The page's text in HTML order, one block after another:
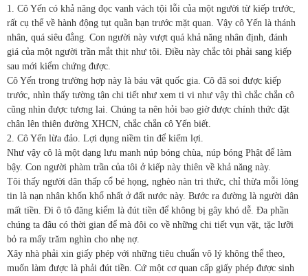
1. Cô Yến có khả năng đọc vanh vách tội lỗi của một người từ kiếp trước,
rất cụ thể về hành động tụt quần bạn trước mặt quan. Vậy cô Yến là thánh
nhân, quá siêu đẳng. Con người này vượt quá khả năng nhân định, đánh
giá của một người trần mắt thịt như tôi. Điều này chắc tôi phải sang kiếp
sau mới kiểm chứng được.
Cô Yến trong trường hợp này là báu vật quốc gia. Cô đã soi được kiếp
trước, nhìn thấy tường tận chi tiết như xem ti vi như vậy thì chắc chắn cô
cũng nhìn được tương lai. Chúng ta nên hỏi bao giờ được chính thức đặt
chân lên thiên đường XHCN, chắc chắn cô Yến biết.
2. Cô Yến lừa đảo. Lợi dụng niềm tin để kiếm lợi.
Như vậy cô là một dạng lưu manh núp bóng chùa, núp bóng Phật để làm
bậy. Con người phàm trần của tôi ở kiếp này thiên về khả năng này.
Tôi thấy người dân thấp cổ bé họng, nghèo nàn tri thức, chỉ thừa mỗi lòng
tin là nạn nhân khốn khổ nhất ở đất nước này. Bước ra đường là người dân
mất tiền. Đi ô tô đăng kiểm là đút tiền để không bị gây khó dễ. Đa phần
chúng ta đâu có thời gian để mà đôi co về những chi tiết vụn vặt, tặc lưỡi
bỏ ra mấy trăm nghìn cho nhẹ nợ.
Xây nhà phải xin giấy phép với những tiêu chuẩn vô lý không thể theo,
muốn làm được là phải đút tiền. Cứ một cơ quan cấp giấy phép được sinh